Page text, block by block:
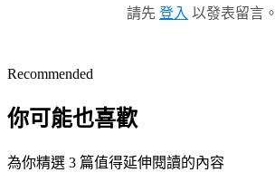
請先 登入 以發表留言。
Recommended
你可能也喜歡
為你精選 3 篇值得延伸閱讀的內容